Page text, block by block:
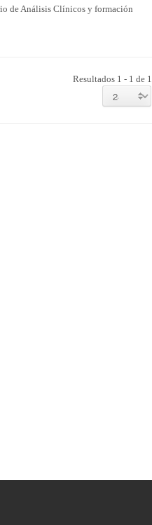
de Análisis Clínicos y formación
Resultados 1 - 1 de 1